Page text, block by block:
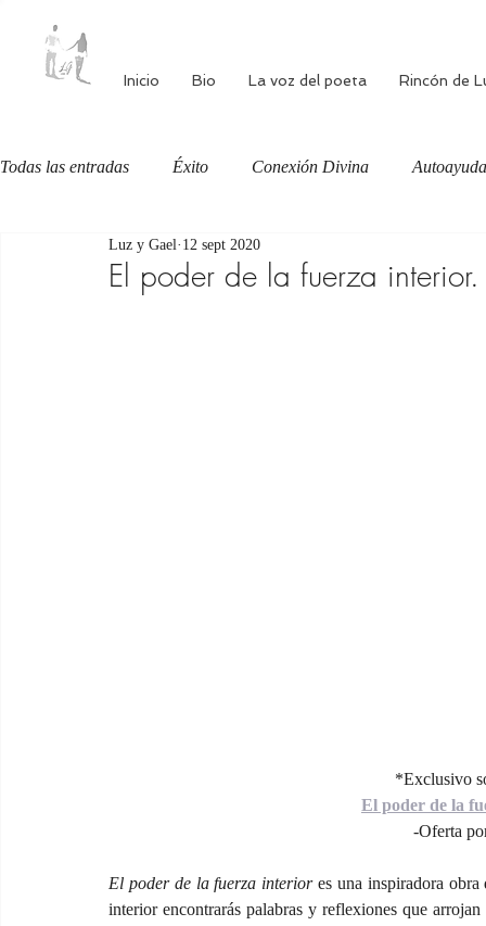
Inicio Bio La voz del poeta Rincón de
Todas las entradas Éxito Conexión Divina Autoayuda
Autoestima Alimentación consciente
El poder de la fuerza
Luz y Gael 12 sept 2020
*Exclusivo
El poder de la
-Oferta
El poder de la fuerza interior es una inspiradora obra
interior encontrarás palabras y reflexiones que